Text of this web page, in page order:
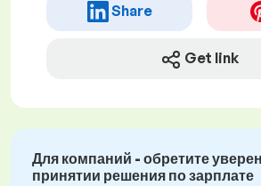
Share
Get link
Для компаний - обретите
принятии решения по зарплате